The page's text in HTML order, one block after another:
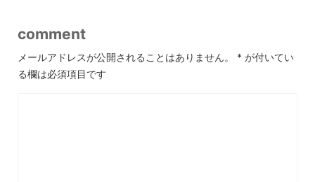
comment
メールアドレスが公開されることはありません。 * が付いてい
る欄は必須項目です